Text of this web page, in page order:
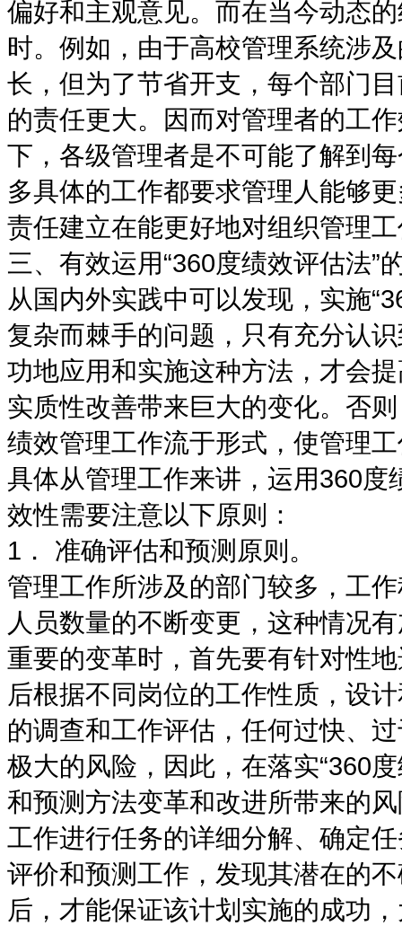
偏好和主观意见。而在当今动态
时。例如，由于高校管理系统涉
长，但为了节省开支，每个部门
的责任更大。因而对管理者的工
下，各级管理者是不可能了解到
多具体的工作都要求管理人能够
责任建立在能更好地对组织管理
三、有效运用“360度绩效评估法”
从国内外实践中可以发现，实施
复杂而棘手的问题，只有充分认
功地应用和实施这种方法，才会
实质性改善带来巨大的变化。否
绩效管理工作流于形式，使管理
具体从管理工作来讲，运用360
效性需要注意以下原则：
1． 准确评估和预测原则。
管理工作所涉及的部门较多，工
人员数量的不断变更，这种情况
重要的变革时，首先要有针对性
后根据不同岗位的工作性质，设
的调查和工作评估，任何过快、
极大的风险，因此，在落实“360
和预测方法变革和改进所带来的
工作进行任务的详细分解、确定
评价和预测工作，发现其潜在的
后，才能保证该计划实施的成功